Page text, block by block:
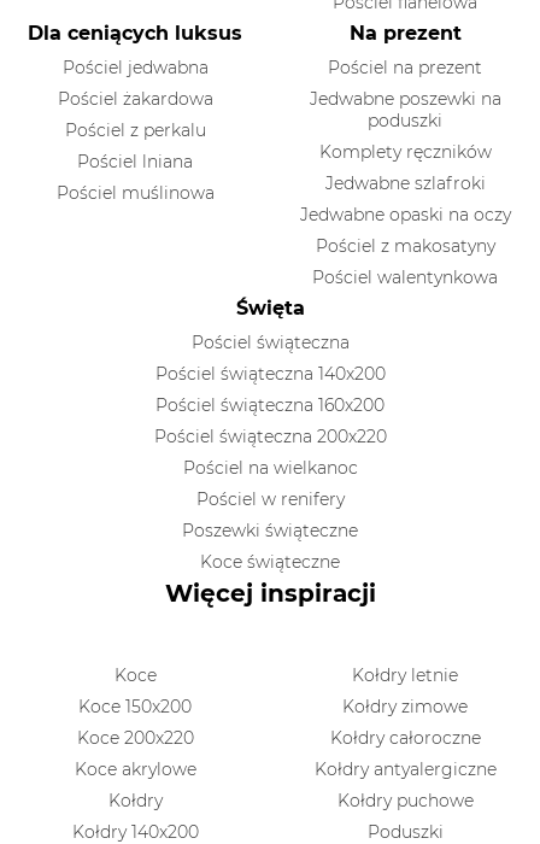
Dla ceniących luksus
Pościel jedwabna
Pościel żakardowa
Pościel z perkalu
Pościel lniana
Pościel muślinowa
Na prezent
Pościel na prezent
Jedwabne poszewki na
poduszki
Komplety ręczników
Jedwabne szlafroki
Jedwabne opaski na oczy
Pościel z makosatyny
Pościel walentynkowa
Święta
Pościel świąteczna
Pościel świąteczna 140x200
Pościel świąteczna 160x200
Pościel świąteczna 200x220
Pościel na wielkanoc
Pościel w renifery
Poszewki świąteczne
Koce świąteczne
Więcej inspiracji
Koce
Koce 150x200
Koce 200x220
Koce akrylowe
Kołdry
Kołdry 140x200
Kołdry letnie
Kołdry zimowe
Kołdry całoroczne
Kołdry antyalergiczne
Kołdry puchowe
Poduszki